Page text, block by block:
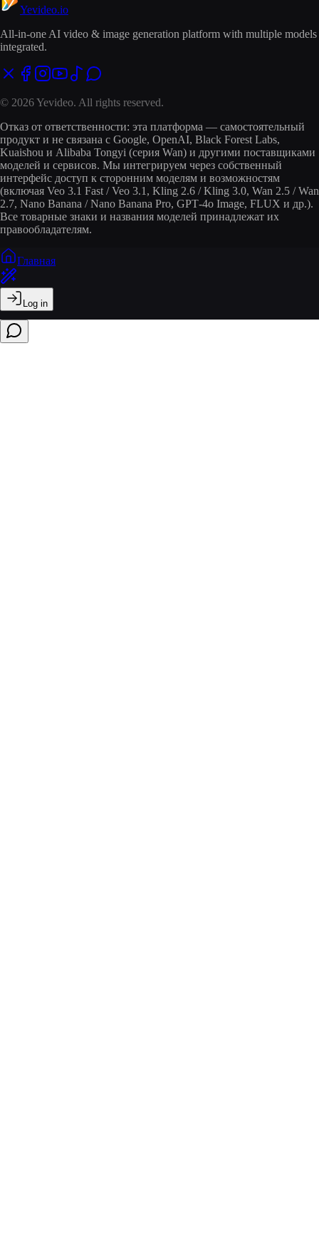
Yevideo.io
All-in-one AI video & image generation platform with multiple models
integrated.
© 2026 Yevideo. All rights reserved.
Отказ от ответственности: эта платформа — самостоятельный
продукт и не связана с Google, OpenAI, Black Forest Labs,
Kuaishou и Alibaba Tongyi (серия Wan) и другими поставщиками
моделей и сервисов. Мы интегрируем через собственный
интерфейс доступ к сторонним моделям и возможностям
(включая Veo 3.1 Fast / Veo 3.1, Kling 2.6 / Kling 3.0, Wan 2.5 / Wan
2.7, Nano Banana / Nano Banana Pro, GPT‑4o Image, FLUX и др.).
Все товарные знаки и названия моделей принадлежат их
правообладателям.
Главная
Log in